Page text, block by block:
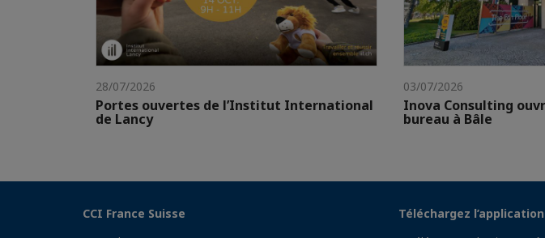
28/07/2026
Portes ouvertes de l’Institut International
de Lancy
03/07/2026
Inova Consulting
bureau à Bâle
CCI France Suisse Téléchargez